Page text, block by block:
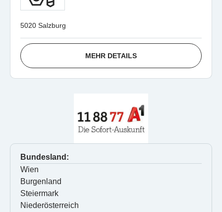
5020 Salzburg
MEHR DETAILS
Bundesland:
Wien
Burgenland
Steiermark
Niederösterreich